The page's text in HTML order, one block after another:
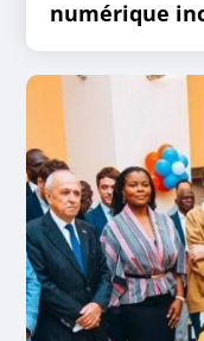
numérique